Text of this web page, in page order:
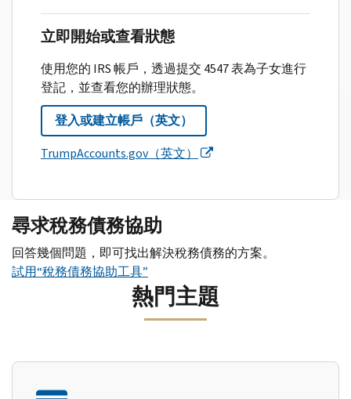
立即開始或查看狀態
使用您的 IRS 帳戶，透過提交 4547 表為子女進行
登記，並查看您的辦理狀態。
登入或建立帳戶（英文）
TrumpAccounts.gov（英文）
尋求稅務債務協助
回答幾個問題，即可找出解決稅務債務的方案。
試用“稅務債務協助工具”
熱門主題